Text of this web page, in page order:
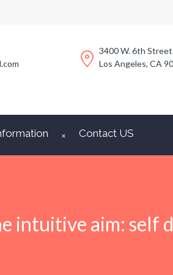
3400 W. 6th
Los Angeles, CA
Contact US
intuitive aim: self